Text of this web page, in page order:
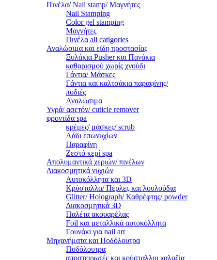
Πινέλα/ Nail stamp/ Μαγνήτες
Nail Stamping
Color gel stamping
Μαγνήτες
Πινέλα all catigories
Αναλώσιμα και είδη προστασίας
Ξυλάκια Pusher και Πανάκια
καθαρισμού χωρίς χνούδι
Γάντια/ Μάσκες
Γάντια και καλτσάκια παραφίνης/
ποδιές
Αναλώσιμα
Υγρά/ ασετόν/ cuticle remover
φροντίδα spa
κρέμες/ μάσκες/ scrub
Λάδι επωνυχίων
Παραφίνη
Ζεστό κερί spa
Απολυμαντικά χεριών/ πινέλων
Διακοσμητικά νυχιών
Αυτοκόλλητα και 3D
Κρύσταλλα/ Πέρλες και λουλούδια
Glitter/ Holograph/ Καθρέφτης/ powder
Διακοσμητικά 3D
Παλέτα ακουαρέλας
Foil και μεταλλικά αυτοκόλλητα
Γουνάκι για nail art
Μηχανήματα και Ποδόλουτρα
Ποδόλουτρα
αποστειρωτές και κρύσταλλοι χαλαζία